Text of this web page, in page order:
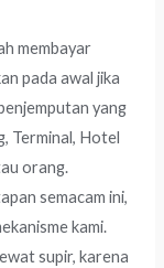
membayar
pada awal jika
yang
Terminal, Hotel
orang.
semacam ini,
kami.
supir, karena